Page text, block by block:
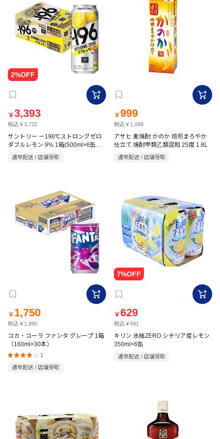
￥3,393
税込￥3,732
サントリー ー196℃ストロングゼロ
ダブルレモン 9% 1箱(500ml×6缶パ
ック×4)
通常配送 / 店舗受取
￥999
税込￥1,098
アサヒ 麦焼酎 かのか 焙煎まろやか
仕立て 焼酎甲類乙類混和 25度 1.8L
通常配送 / 店舗受取
￥ 1,750
税込￥1,890
コカ・コーラ ファンタ グレープ 1箱
（160ml×30本）
1
通常配送 / 店舗受取
￥629
税込￥691
キリン 氷結ZERO シチリア産レモン
350ml×6缶
通常配送 / 店舗受取